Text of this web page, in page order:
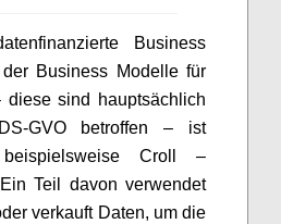
Business
Business Modelle für
diese sind hauptsächlich
GVO betroffen – ist
Croll –
Teil davon verwendet
verkauft Daten, um die